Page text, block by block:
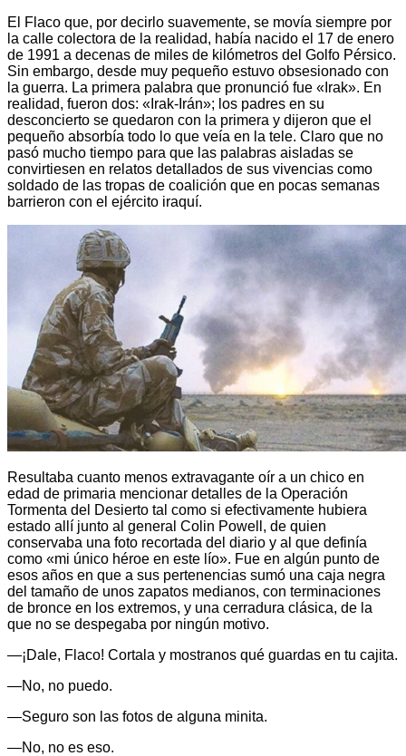
El Flaco que, por decirlo suavemente, se movía siempre por
la calle colectora de la realidad, había nacido el 17 de enero
de 1991 a decenas de miles de kilómetros del Golfo Pérsico.
Sin embargo, desde muy pequeño estuvo obsesionado con
la guerra. La primera palabra que pronunció fue «Irak». En
realidad, fueron dos: «Irak-Irán»; los padres en su
desconcierto se quedaron con la primera y dijeron que el
pequeño absorbía todo lo que veía en la tele. Claro que no
pasó mucho tiempo para que las palabras aisladas se
convirtiesen en relatos detallados de sus vivencias como
soldado de las tropas de coalición que en pocas semanas
barrieron con el ejército iraquí.
Resultaba cuanto menos extravagante oír a un chico en
edad de primaria mencionar detalles de la Operación
Tormenta del Desierto tal como si efectivamente hubiera
estado allí junto al general Colin Powell, de quien
conservaba una foto recortada del diario y al que definía
como «mi único héroe en este lío». Fue en algún punto de
esos años en que a sus pertenencias sumó una caja negra
del tamaño de unos zapatos medianos, con terminaciones
de bronce en los extremos, y una cerradura clásica, de la
que no se despegaba por ningún motivo.
—¡Dale, Flaco! Cortala y mostranos qué guardas en tu cajita.
—No, no puedo.
—Seguro son las fotos de alguna minita.
—No, no es eso.